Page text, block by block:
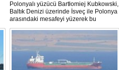
Polonyalı yüzücü Bartłomiej Kubkowski,
Baltık Denizi üzerinde İsveç ile Polonya
arasındaki mesafeyi yüzerek bu
başarının ilk örneği olarak tarihe geçti.